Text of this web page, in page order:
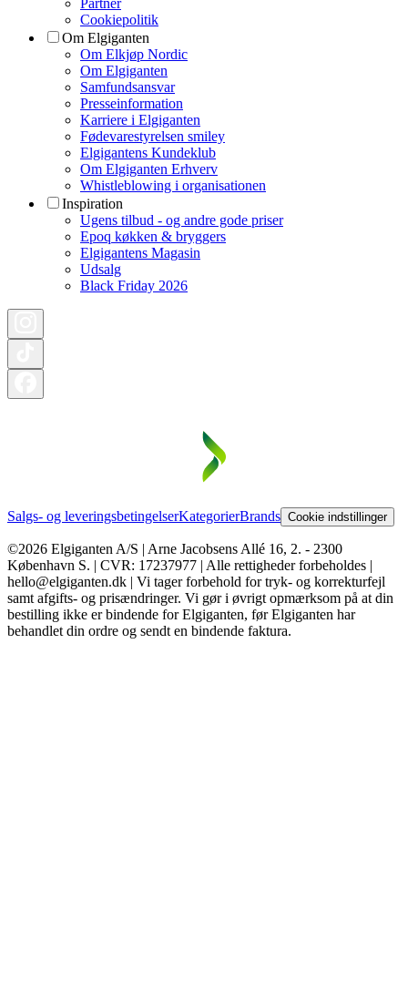
Cookiepolitik
Om Elgiganten
Om Elkjøp Nordic
Om Elgiganten
Samfundsansvar
Presseinformation
Karriere i Elgiganten
Fødevarestyrelsen smiley
Elgigantens Kundeklub
Om Elgiganten Erhverv
Whistleblowing i organisationen
Inspiration
Ugens tilbud - og andre gode priser
Epoq køkken & bryggers
Elgigantens Magasin
Udsalg
Black Friday 2026
Salgs- og leveringsbetingelserKategorierBrands Cookie indstillinger
©2026 Elgiganten A/S | Arne Jacobsens Allé 16, 2. - 2300
København S. | CVR: 17237977 | Alle rettigheder forbeholdes |
hello@elgiganten.dk | Vi tager forbehold for tryk- og korrekturfejl
samt afgifts- og prisændringer. Vi gør i øvrigt opmærksom på at din
bestilling ikke er bindende for Elgiganten, før Elgiganten har
behandlet din ordre og sendt en bindende faktura.